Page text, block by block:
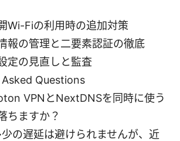
Wi-Fiの利用時の追加対策
報の管理と二要素認証の徹底
定の見直しと監査
Questions
VPNとNextDNSを同時に使う
ちますか？
少の遅延は避けられませんが、近